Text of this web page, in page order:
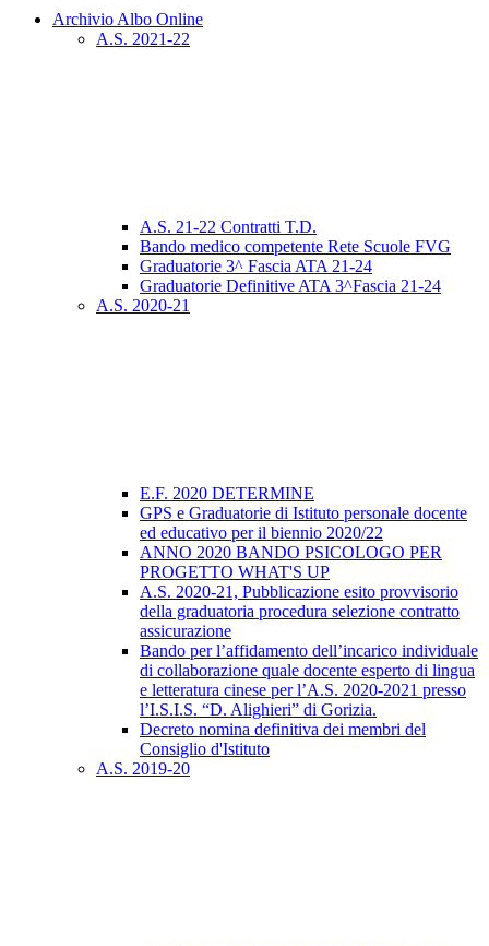
Archivio Albo Online
A.S. 2021-22
A.S. 21-22 Contratti T.D.
Bando medico competente Rete Scuole FVG
Graduatorie 3^ Fascia ATA 21-24
Graduatorie Definitive ATA 3^Fascia 21-24
A.S. 2020-21
E.F. 2020 DETERMINE
GPS e Graduatorie di Istituto personale docente
ed educativo per il biennio 2020/22
ANNO 2020 BANDO PSICOLOGO PER
PROGETTO WHAT'S UP
A.S. 2020-21, Pubblicazione esito provvisorio
della graduatoria procedura selezione contratto
assicurazione
Bando per l’affidamento dell’incarico individuale
di collaborazione quale docente esperto di lingua
e letteratura cinese per l’A.S. 2020-2021 presso
l’I.S.I.S. “D. Alighieri” di Gorizia.
Decreto nomina definitiva dei membri del
Consiglio d'Istituto
A.S. 2019-20